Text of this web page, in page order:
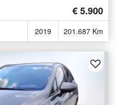
€ 5.900
2019 201.687 Km